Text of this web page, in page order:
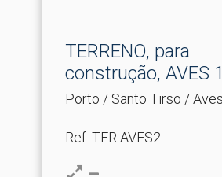
TERRENO, para
construção, AVES
M2
Porto / Santo Tirso / Aves
Ref: TER AVES2